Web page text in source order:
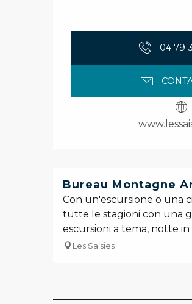
04 79
Bureau Montagne
Con un'escursione o una
tutte le stagioni con una
escursioni a tema, notte in
Les Saisies